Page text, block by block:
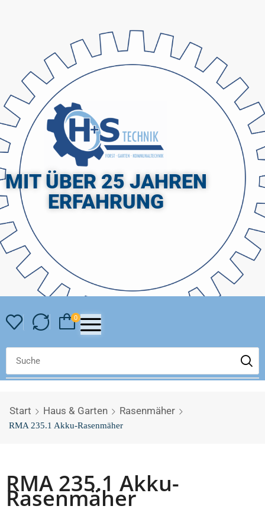
MIT ÜBER 25 JAHREN
ERFAHRUNG
0
Start Haus & Garten Rasenmäher
RMA 235.1 Akku-Rasenmäher
RMA 235.1 Akku-
Rasenmäher